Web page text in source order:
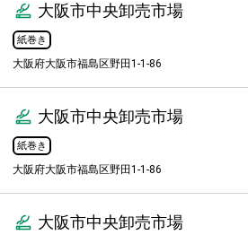
大阪市中央卸売市場
紙巻き
大阪府大阪市福島区野田1-1-86
大阪市中央卸売市場
紙巻き
大阪府大阪市福島区野田1-1-86
大阪市中央卸売市場